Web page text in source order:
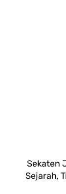
Sekaten
Sejarah,